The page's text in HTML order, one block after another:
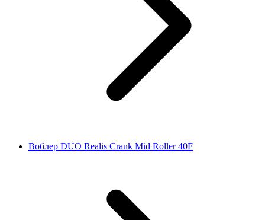
Воблер DUO Realis Crank Mid Roller 40F